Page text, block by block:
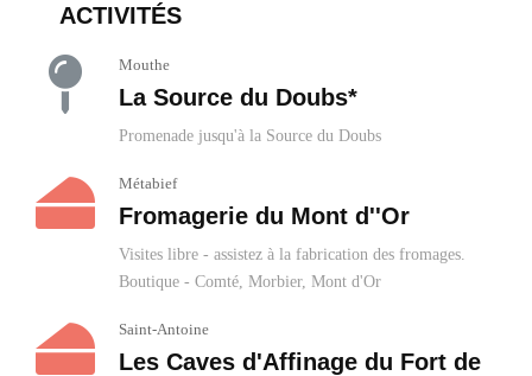
ACTIVITÉS
Mouthe
La Source du Doubs*
Promenade jusqu'à la Source du Doubs
Métabief
Fromagerie du Mont d''Or
Visites libre - assistez à la fabrication des fromages.
Boutique - Comté, Morbier, Mont d'Or
Saint-Antoine
Les Caves d'Affinage du Fort de